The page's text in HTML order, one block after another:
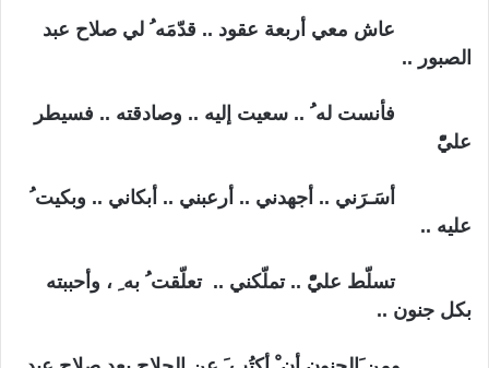
عاش معي أربعة عقود .. قدّمَه ُ لي صلاح عبد
الصبور ..
فأنست له ُ .. سعيت إليه .. وصادقته .. فسيطر
عليّْ
أسَـرَني .. أجهدني .. أرعبني .. أبكاني .. وبكيت ُ
عليه ..
تسلّط عليّْ .. تملّكني .. تعلّقت ُ به ِ ، وأحببته
بكل جنون ..